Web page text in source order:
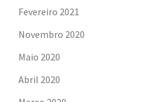
Fevereiro 2021
Novembro 2020
Maio 2020
Abril 2020